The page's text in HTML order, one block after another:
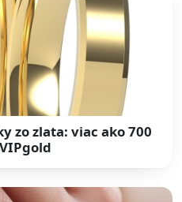
zo zlata: viac ako 700